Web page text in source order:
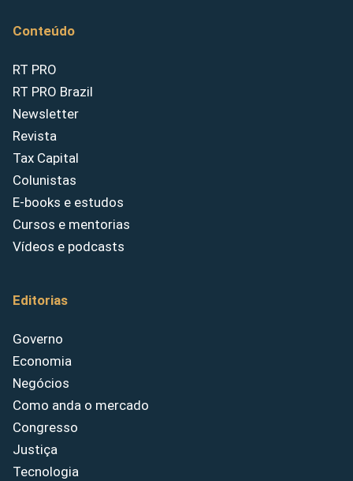
Conteúdo
RT PRO
RT PRO Brazil
Newsletter
Revista
Tax Capital
Colunistas
E-books e estudos
Cursos e mentorias
Vídeos e podcasts
Editorias
Governo
Economia
Negócios
Como anda o mercado
Congresso
Justiça
Tecnologia